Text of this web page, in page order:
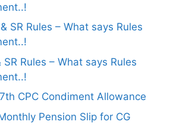
SR Rules – What says Rules
SR Rules – What says Rules
7th CPC Condiment Allowance
Pension Slip for CG